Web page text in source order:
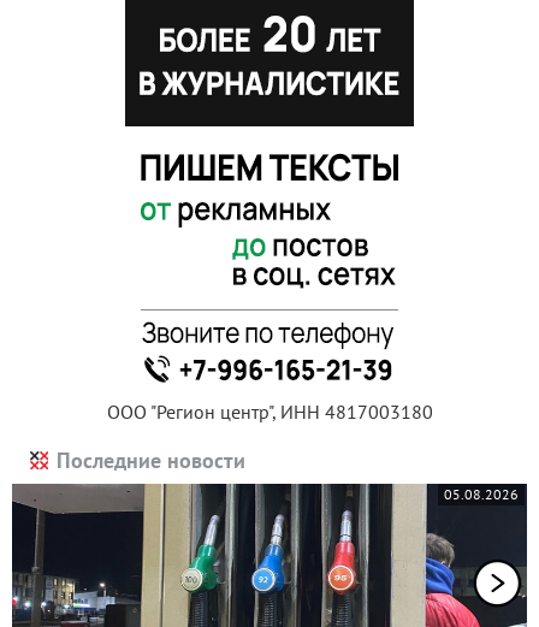
ООО "Регион центр", ИНН 4817003180
Последние новости
05.08.2026